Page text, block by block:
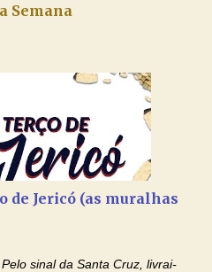
Semana
de Jericó (as muralhas
sinal da Santa Cruz, livrai-